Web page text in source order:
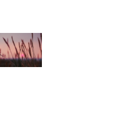
ぐ！メンバー定着
のための実践ノウ
ハウ